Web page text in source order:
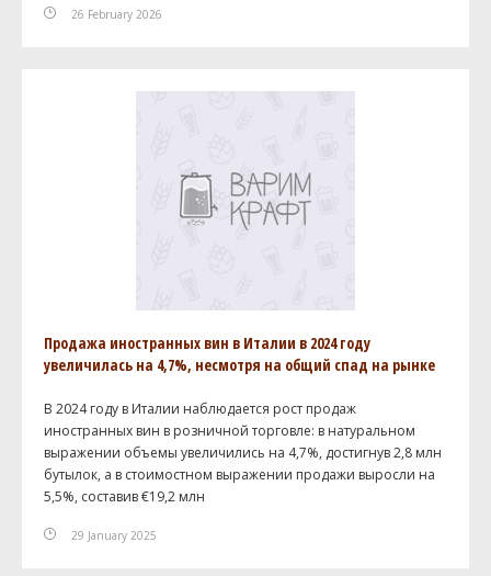
26 February 2026
Продажа иностранных вин в Италии в 2024 году
увеличилась на 4,7%, несмотря на общий спад на рынке
В 2024 году в Италии наблюдается рост продаж
иностранных вин в розничной торговле: в натуральном
выражении объемы увеличились на 4,7%, достигнув 2,8 млн
бутылок, а в стоимостном выражении продажи выросли на
5,5%, составив €19,2 млн
29 January 2025